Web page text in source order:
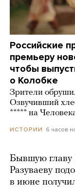
Российские
премьеру
чтобы
о Колобке
Зрители
Озвучивший
***** на
ИСТОРИИ 6 часов
Бывшую
Разуваеву
в июне